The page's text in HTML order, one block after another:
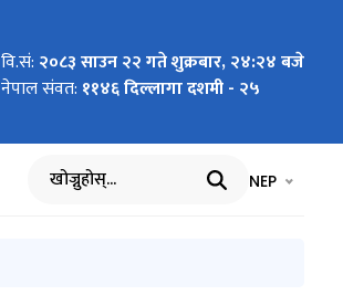
वि.सं: २०८३ साउन २२ गते शुक्रबार, २४:२४ बजे
नेपाल संवत: ११४६ दिल्लागा दशमी - २५
खोज्नुहोस् भाषा चयन
NEP